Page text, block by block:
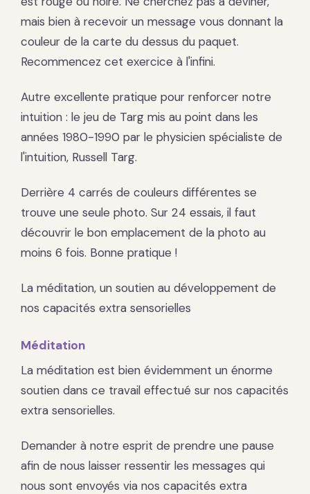
mais bien à recevoir un message vous donnant la
couleur de la carte du dessus du paquet.
Recommencez cet exercice à l'infini.
Autre excellente pratique pour renforcer notre
intuition : le jeu de Targ mis au point dans les
années 1980-1990 par le physicien spécialiste de
l'intuition, Russell Targ.
Derrière 4 carrés de couleurs différentes se
trouve une seule photo. Sur 24 essais, il faut
découvrir le bon emplacement de la photo au
moins 6 fois. Bonne pratique !
La méditation, un soutien au développement de
nos capacités extra sensorielles
Méditation
La méditation est bien évidemment un énorme
soutien dans ce travail effectué sur nos capacités
extra sensorielles.
Demander à notre esprit de prendre une pause
afin de nous laisser ressentir les messages qui
nous sont envoyés via nos capacités extra